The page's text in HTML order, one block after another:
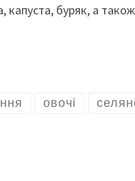
буряк, а
овочі